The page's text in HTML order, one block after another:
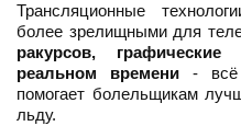
Трансляционные
более зрелищными для
ракурсов,
реальном времени - всё
помогает болельщикам
льду.